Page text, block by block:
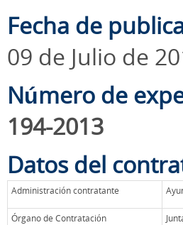
Fecha de
09 de Julio de
Número de
194-2013
Datos del
Administración contratante
Órgano de Contratación